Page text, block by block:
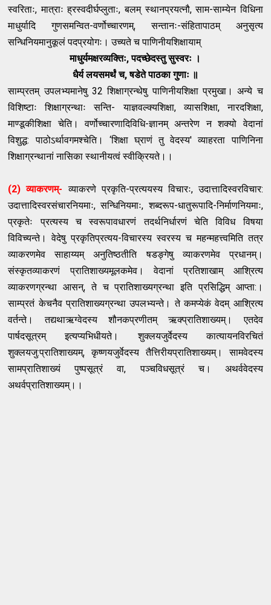
स्वरिताः, मात्राः ह्रस्वदीर्घप्लुताः, बलम् स्थानप्रयत्नौ, साम-साम्येन विधिना
माधुर्यादि गुणसमन्वित-वर्णोच्चारणम्, सन्तानः-संहितापाठम् अनुसृत्य
सन्धिनियमानुकूलं पदप्रयोगः। उच्यते च पाणिनीयशिक्षायाम्
माधुर्यमक्षरव्यक्तिः, पदच्छेदस्तु सुस्वरः ।
धैर्य लयसमर्थं च, षडेते पाठका गुणाः ॥
साम्प्रतम् उपलभ्यमानेषु 32 शिक्षाग्रन्थेषु पाणिनीयशिक्षा प्रमुखा। अन्ये च
विशिष्टाः शिक्षाग्रन्थाः सन्ति- याज्ञवल्क्यशिक्षा, व्यासशिक्षा, नारदशिक्षा,
माण्डूकीशिक्षा चेति। वर्णोच्चारणादिविधि-ज्ञानम् अन्तरेण न शक्यो वेदानां
विशुद्ध: पाठोऽर्थावगमश्चेति। ‘शिक्षा घ्राणं तु वेदस्य' व्याहरता पाणिनिना
शिक्षाग्रन्थानां नासिका स्थानीयत्वं स्वीक्रियते।।
(2) व्याकरणम्- व्याकरणे प्रकृति-प्रत्ययस्य विचारः, उदात्तादिस्वरविचार:
उदात्तादिस्वरसंचारनियमाः, सन्धिनियमाः, शब्दरूप-धातुरूपादि-निर्माणनियमाः,
प्रकृतेः प्रत्यस्य च स्वरूपावधारणं तदर्थनिर्धारणं चेति विविध विषया
विविच्यन्ते। वेदेषु प्रकृतिप्रत्यय-विचारस्य स्वरस्य च महन्महत्त्वमिति तत्र
व्याकरणमेव साहाय्यम् अनुतिष्ठतीति षडङ्गेषु व्याकरणमेव प्रधानम्।
संस्कृतव्याकरणं प्रातिशाख्यमूलकमेव। वेदानां प्रतिशाखाम् आश्रित्य
व्याकरणग्रन्था आसन्, ते च प्रातिशाख्यग्रन्था इति प्रसिद्धिम् आप्ता:।
साम्प्रतं केचनैव प्रातिशाख्यग्रन्था उपलभ्यन्ते। ते कमप्येकं वेदम् आश्रित्य
वर्तन्ते। तद्यथाऋग्वेदस्य शौनकप्रणीतम् ऋक्प्रातिशाख्यम्। एतदेव
पार्षदसूत्रम् इत्यप्यभिधीयते। शुक्लयजुर्वेदस्य कात्यायनविरचितं
शुक्लयजु:प्रातिशाख्यम्, कृष्णयजुर्वेदस्य तैत्तिरीयप्रातिशाख्यम्। सामवेदस्य
सामप्रातिशाख्यं पुष्पसूत्रं वा, पञ्चविधसूत्रं च। अथर्ववेदस्य
अथर्वप्रातिशाख्यम्।।